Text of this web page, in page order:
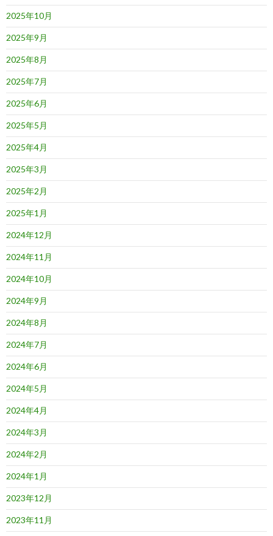
2025年10月
2025年9月
2025年8月
2025年7月
2025年6月
2025年5月
2025年4月
2025年3月
2025年2月
2025年1月
2024年12月
2024年11月
2024年10月
2024年9月
2024年8月
2024年7月
2024年6月
2024年5月
2024年4月
2024年3月
2024年2月
2024年1月
2023年12月
2023年11月